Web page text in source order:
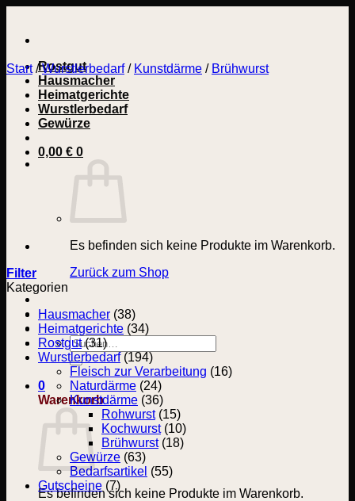
springen
Rostgut
Hausmacher
Heimatgerichte
Wurstlerbedarf
Gewürze
0,00 € 0
Es befinden sich keine Produkte im Warenkorb.
Zurück zum Shop
Suchen
nach:
0
Warenkorb
Es befinden sich keine Produkte im Warenkorb.
Start / Wurstlerbedarf / Kunstdärme / Brühwurst
Filter
Kategorien
Hausmacher (38)
Heimatgerichte (34)
Rostgut (31)
Wurstlerbedarf (194)
Fleisch zur Verarbeitung (16)
Naturdärme (24)
Kunstdärme (36)
Rohwurst (15)
Kochwurst (10)
Brühwurst (18)
Gewürze (63)
Bedarfsartikel (55)
Gutscheine (7)